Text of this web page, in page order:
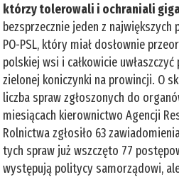
którzy tolerowali i ochraniali
bezsprzecznie jeden z
PO-PSL, który miał dosłownie
polskiej wsi i całkowicie
zielonej koniczynki na prowincji. O
liczba spraw zgłoszonych do
miesiącach kierownictwo Agencji
Rolnictwa zgłosiło 63
tych spraw już wszczęto 77
występują politycy samorządowi,